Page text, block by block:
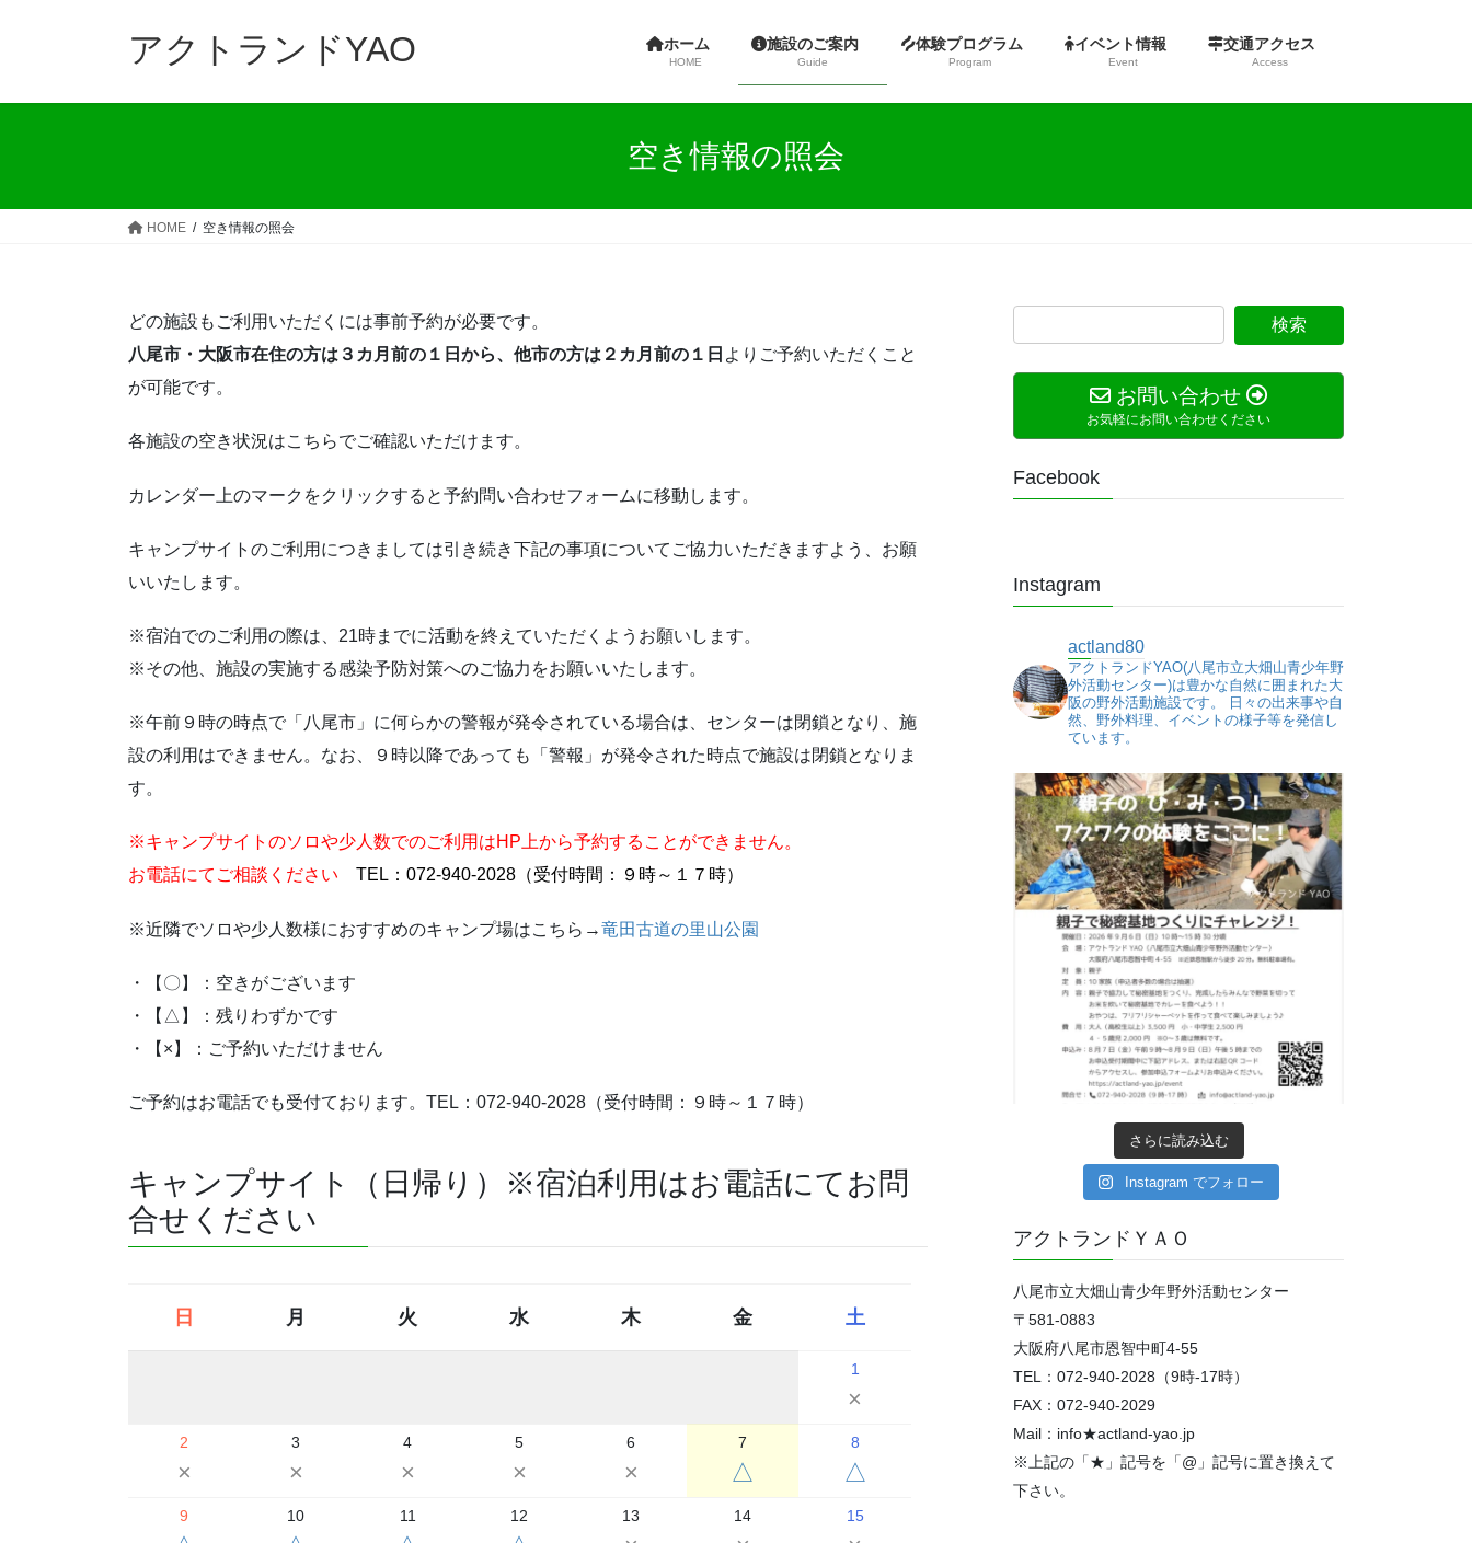
アクトランドYAO ホーム
HOME
施設のご案内
Guide
体験プログラム
Program
イベント情報
Event
交通アクセス
Access
空き情報の照会
HOME 空き情報の照会
どの施設もご利用いただくには事前予約が必要です。
八尾市・大阪市在住の方は３カ月前の１日から、他市の方は２カ月前の１日 よりご予約いただくこと
が可能です。
各施設の空き状況はこちらでご確認いただけます。
カレンダー上のマークをクリックすると予約問い合わせフォームに移動します。
キャンプサイトのご利用につきましては引き続き下記の事項についてご協力いただきますよう、お願
いいたします。
※宿泊でのご利用の際は、21時までに活動を終えていただくようお願いします。
※その他、施設の実施する感染予防対策へのご協力をお願いいたします。
※午前９時の時点で「八尾市」に何らかの警報が発令されている場合は、センターは閉鎖となり、施
設の利用はできません。なお、９時以降であっても「警報」が発令された時点で施設は閉鎖となりま
す。
※キャンプサイトのソロや少人数でのご利用はHP上から予約することができません。
お電話にてご相談ください TEL：072-940-2028（受付時間：９時～１７時）
※近隣でソロや少人数様におすすめのキャンプ場はこちら→竜田古道の里山公園
・【〇】：空きがございます
・【△】：残りわずかです
・【×】：ご予約いただけません
ご予約はお電話でも受付ております。TEL：072-940-2028（受付時間：９時～１７時）
キャンプサイト（日帰り）※宿泊利用はお電話にてお問
合せください
日 月 火 水 木 金 土
1
×
2
×
3
×
4
×
5
×
6
×
7
△
8
△
9 10 11 12 13 14 15
お問い合わせ
お気軽にお問い合わせください
Facebook
Instagram
actland80
アクトランドYAO(八尾市立大畑山青少年野
外活動センター)は豊かな自然に囲まれた大
阪の野外活動施設です。
日々の出来事や自
然、野外料理、イベントの様子等を発信し
ています。
さらに読み込む
Instagram でフォロー
アクトランドＹＡＯ
八尾市立大畑山青少年野外活動センター
〒581-0883
大阪府八尾市恩智中町4‐55
TEL：072-940-2028（9時-17時）
FAX：072-940-2029
Mail：info★actland-yao.jp
※上記の「★」記号を「@」記号に置き換えて
下さい。